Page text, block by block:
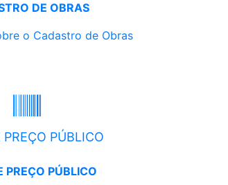
DE OBRAS
o Cadastro de Obras
PREÇO PÚBLICO
PREÇO PÚBLICO